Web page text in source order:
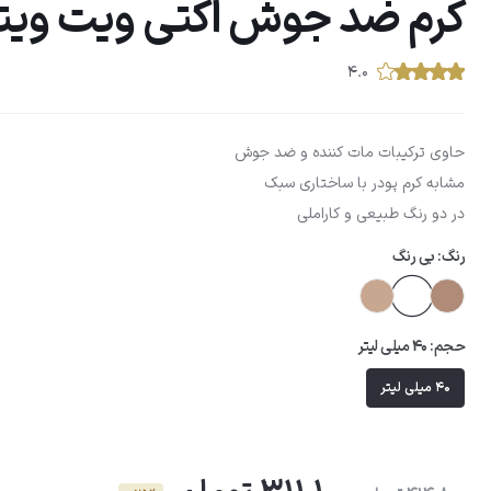
کرم ضد جوش اکتی ویت
۴.۰
حاوی ترکیبات مات کننده و ضد جوش
مشابه کرم پودر با ساختاری سبک
در دو رنگ طبیعی و کاراملی
رنگ:بی رنگ
حجم:40 میلی لیتر
40 میلی لیتر